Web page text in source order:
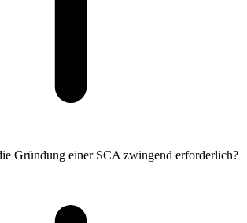
Gründung einer SCA zwingend erforderlich?